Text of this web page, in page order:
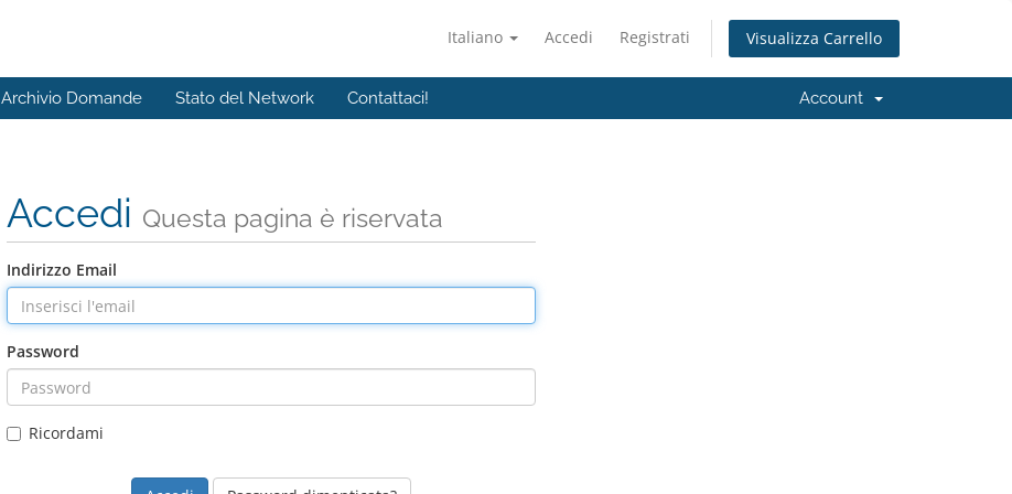
Italiano Accedi Registrati Visualizza Carrello
Archivio Domande Stato del Network Contattaci! Account
Accedi Questa pagina è riservata
Indirizzo Email
Password
Ricordami